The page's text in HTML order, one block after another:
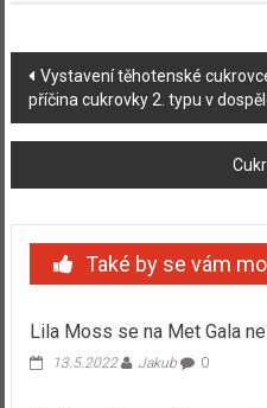
Navigace
příspěvku
Vystavení těhotenské
příčina cukrovky 2. typu v
Také by se vám
Lila Moss se na Met Gala
13.5.2022 Jakub 0